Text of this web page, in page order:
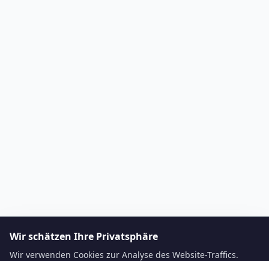
Wir schätzen Ihre Privatsphäre
Wir verwenden Cookies zur Analyse des Website-Traffics.